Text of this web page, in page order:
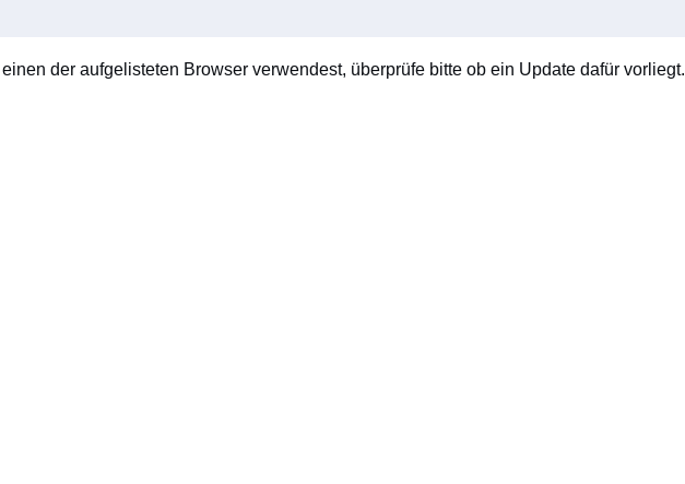
der aufgelisteten Browser verwendest, überprüfe bitte ob ein Update dafür vorliegt.